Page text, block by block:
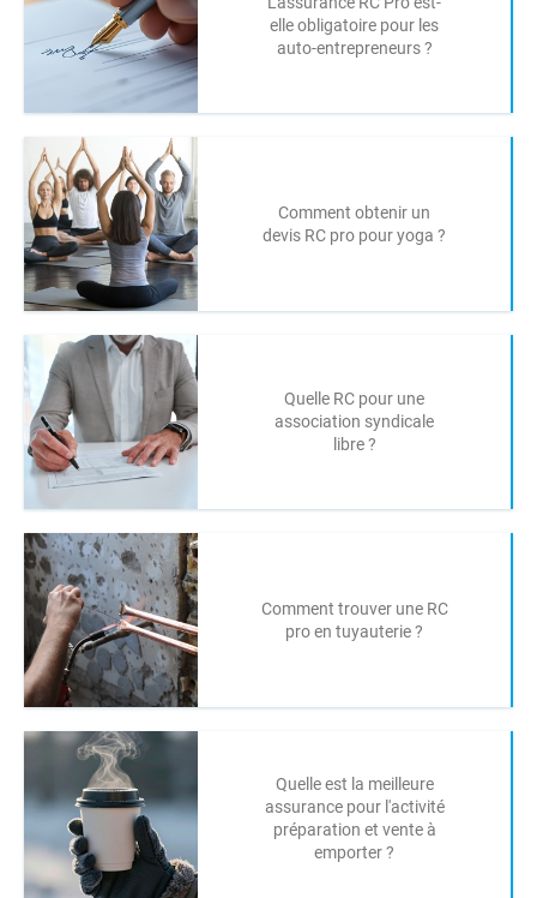
elle obligatoire pour les
auto-entrepreneurs ?
Comment obtenir un
devis RC pro pour yoga ?
Quelle RC pour une
association syndicale
libre ?
Comment trouver une RC
pro en tuyauterie ?
Quelle est la meilleure
assurance pour l'activité
préparation et vente à
emporter ?